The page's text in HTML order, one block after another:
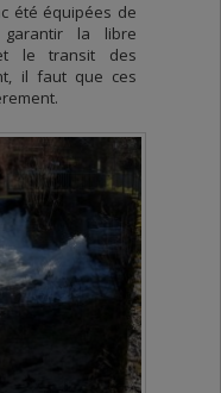
été équipées de
la libre
le transit des
il faut que ces